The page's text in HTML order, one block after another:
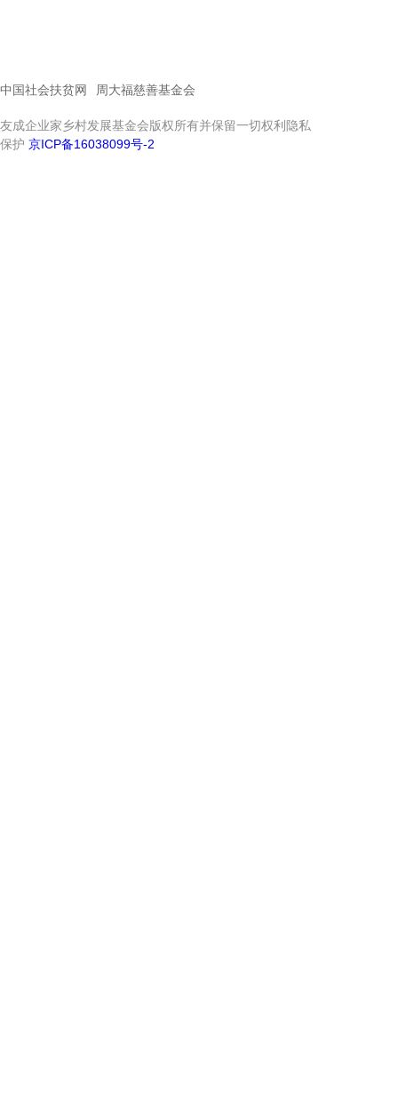
中国社会扶贫网 周大福慈善基金会
友成企业家乡村发展基金会版权所有并保留一切权利隐私
保护 京ICP备16038099号-2